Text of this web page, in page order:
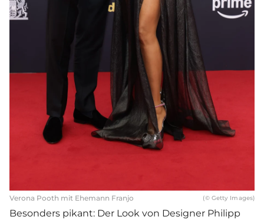
Verona Pooth mit Ehemann Franjo (© Getty Images)
Besonders pikant: Der Look von Designer Philipp